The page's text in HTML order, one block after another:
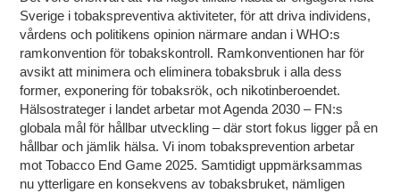
Sverige i tobakspreventiva aktiviteter, för att driva individens,
vårdens och politikens opinion närmare andan i WHO:s
ramkonvention för tobakskontroll. Ramkonventionen har för
avsikt att minimera och eliminera tobaksbruk i alla dess
former, exponering för tobaksrök, och nikotinberoendet.
Hälsostrateger i landet arbetar mot Agenda 2030 – FN:s
globala mål för hållbar utveckling – där stort fokus ligger på en
hållbar och jämlik hälsa. Vi inom tobaksprevention arbetar
mot Tobacco End Game 2025. Samtidigt uppmärksammas
nu ytterligare en konsekvens av tobaksbruket, nämligen